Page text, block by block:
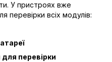
У пристроях вже
перевірки всіх модулів:
перевірки